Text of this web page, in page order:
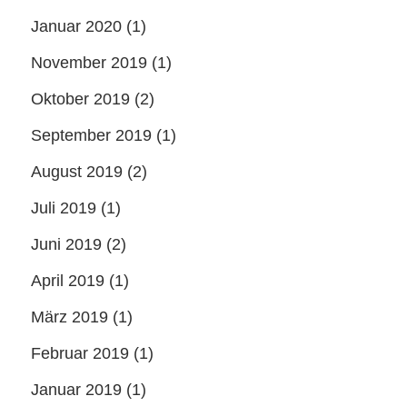
Januar 2020 (1)
November 2019 (1)
Oktober 2019 (2)
September 2019 (1)
August 2019 (2)
Juli 2019 (1)
Juni 2019 (2)
April 2019 (1)
März 2019 (1)
Februar 2019 (1)
Januar 2019 (1)